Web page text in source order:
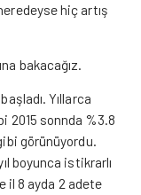
hiç artış
bakacağız.
Yıllarca
2015 sonnda %3.8
görünüyordu.
boyunca istikrarlı
il 8 ayda 2 adete